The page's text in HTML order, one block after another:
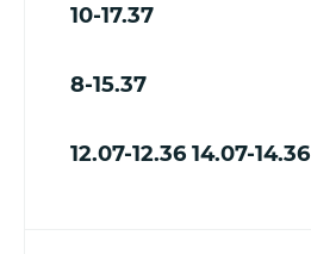
10-17.37
8-15.37
12.07-12.36 14.07-14.36